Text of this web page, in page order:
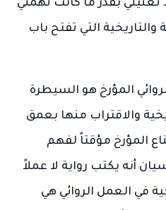
تعنيني بقدر ما كانت تهمّني
والتاريخية التي تفتح باب
المؤرخ هو السيطرة
والاقتراب منها بعمق
المؤرخ مؤقتاً لفهم
أنه يكتب رواية لا عملاً
في العمل الروائي هي